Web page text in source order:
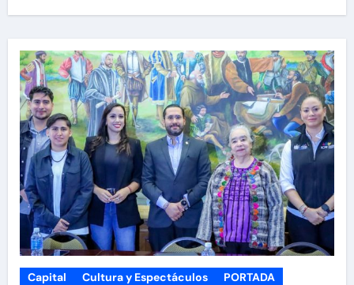
Capital Cultura y Espectáculos PORTADA